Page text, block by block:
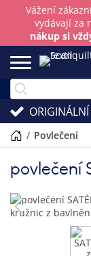
Vážení
vydávají za
nákup si
/ povlečení
povlečení